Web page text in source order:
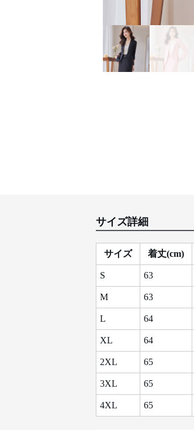
サイズ詳細
サイズ 着丈(cm)
S 63
M 63
L 64
XL 64
2XL 65
3XL 65
4XL 65